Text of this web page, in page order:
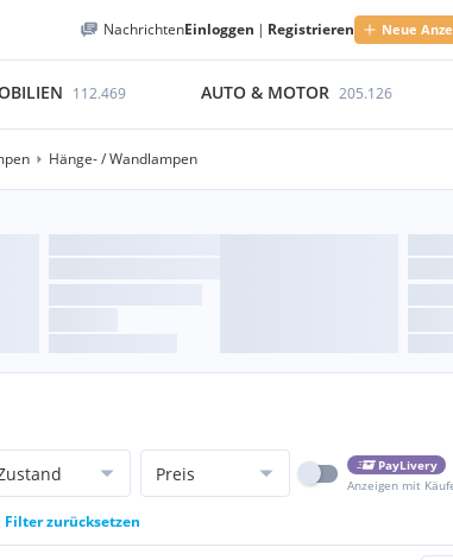
NachrichtenEinloggen | Registrieren Neue
112.469 AUTO & MOTOR 205.126
Hänge- / Wandlampen
Preis
PayLivery
Anzeigen mit
Filter zurücksetzen